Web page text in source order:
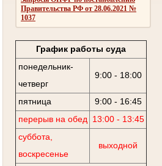
Правительства РФ от 28.06.2021 №
1037
График работы суда
понедельник-
четверг
9:00 - 18:00
пятница
9:00 - 16:45
перерыв на обед 13:00 - 13:45
суббота,
воскресенье
выходной